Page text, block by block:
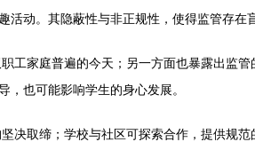
动。其隐蔽性与非正规性，使得监管存在
家庭普遍的今天；另一方面也暴露出监
，也可能影响学生的身心发展。
取缔；学校与社区可探索合作，提供规